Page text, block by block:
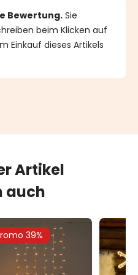
Bewertung. Sie
beim Klicken auf
Einkauf dieses Artikels
Artikel
auch
39%